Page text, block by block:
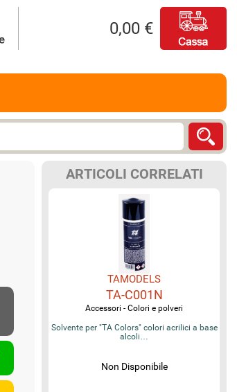
0,00 €
ARTICOLI CORRELATI
TAMODELS
TA-C001N
Accessori - Colori e polveri
Solvente per "TA Colors" colori acrilici a base
alcoli…
Non Disponibile